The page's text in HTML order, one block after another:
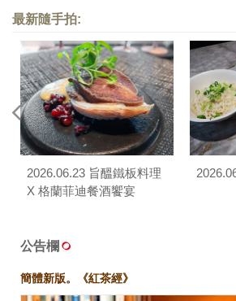
最新隨手拍:
2026.06.23 旨醞鐵板料理
X 格蘭菲迪餐酒饗宴
公告欄
簡體新版。《紅茶經》